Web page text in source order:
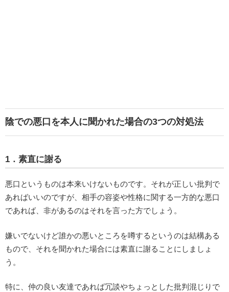
陰での悪口を本人に聞かれた場合の3つの対処法
1．素直に謝る
悪口というものは本来いけないものです。それが正しい批判で
あればいいのですが、相手の容姿や性格に関する一方的な悪口
であれば、非があるのはそれを言った方でしょう。
嫌いでないけど誰かの悪いところを噂するというのは結構ある
もので、それを聞かれた場合には素直に謝ることにしましょ
う。
特に、仲の良い友達であれば冗談やちょっとした批判混じりで